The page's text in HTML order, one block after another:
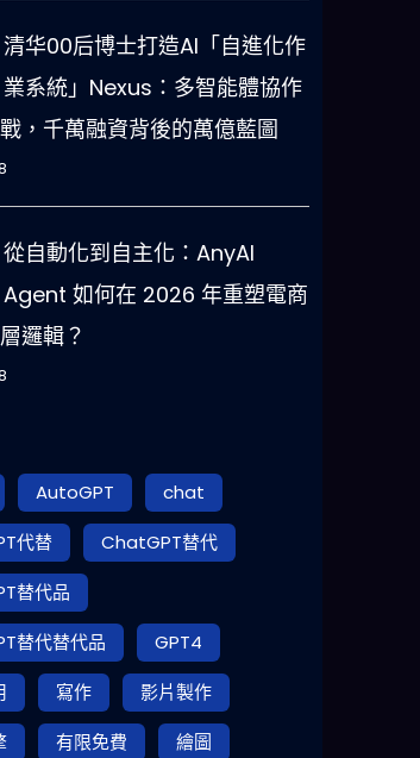
清华00后博士打造AI「自進化作
業系統」Nexus：多智能體協作
，千萬融資背後的萬億藍圖
從自動化到自主化：AnyAI
Agent 如何在 2026 年重塑電商
邏輯？
AutoGPT
chat
代替
ChatGPT替代
替代品
替代替代品
GPT4
寫作
影片製作
有限免費
繪圖